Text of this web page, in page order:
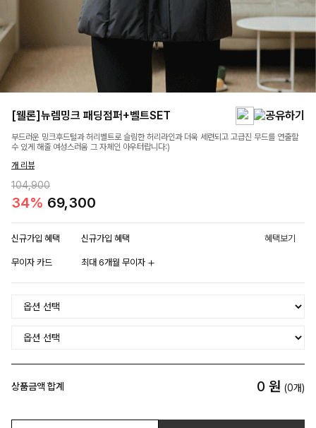
[웰론]뉴렘밍크 패딩점퍼+벨트SET
부드러운 밍크후드털과 허리벨트로 슬림한 허리라인과 더욱 세련되고 고급진 무드를 연출할
수 있게 해줄 여성스러움 그 자체인 아우터랍니다:)
개 리뷰
104,900
34% 69,300
신규가입 혜택 신규가입 혜택 혜택보기
무이자 카드 최대 6개월 무이자
상품금액 합계 0 원 (0개)